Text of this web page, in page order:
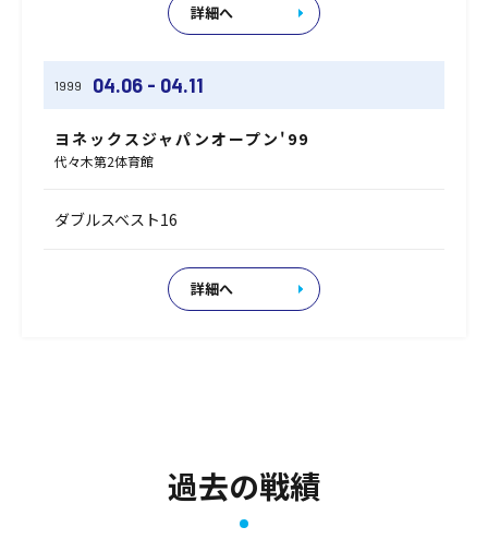
詳細へ
04.06 - 04.11
1999
ヨネックスジャパンオープン'99
代々木第2体育館
ダブルスベスト16
詳細へ
過去の戦績